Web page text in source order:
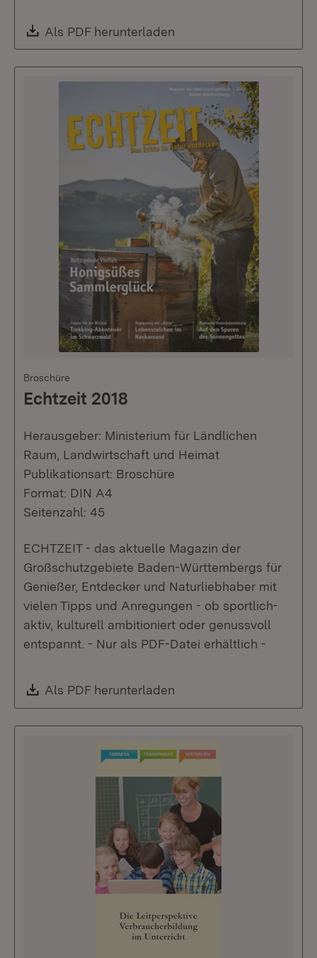
Download:
Als PDF herunterladen
Broschüre
Echtzeit 2018
Herausgeber: Ministerium für Ländlichen
Raum, Landwirtschaft und Heimat
Publikationsart: Broschüre
Format: DIN A4
Seitenzahl: 45
ECHTZEIT - das aktuelle Magazin der
Großschutzgebiete Baden-Württembergs für
Genießer, Entdecker und Naturliebhaber mit
vielen Tipps und Anregungen - ob sportlich-
aktiv, kulturell ambitioniert oder genussvoll
entspannt. - Nur als PDF-Datei erhältlich -
Download:
Als PDF herunterladen